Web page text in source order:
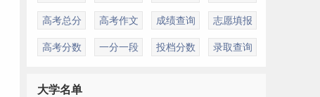
高考总分 高考作文 成绩查询 志愿填报
高考分数 一分一段 投档分数 录取查询
大学名单